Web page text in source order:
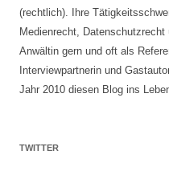
(rechtlich). Ihre
Medienrecht,
Anwältin gern und oft als
Interviewpartnerin und
Jahr 2010 diesen Blog ins
TWITTER